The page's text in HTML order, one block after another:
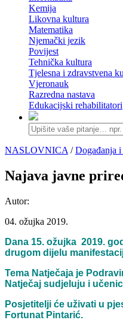
Kemija
Likovna kultura
Matematika
Njemački jezik
Povijest
Tehnička kultura
Tjelesna i zdravstvena
Vjeronauk
Razredna nastava
Edukacijski rehabilitatori
NASLOVNICA /Događanja
Najava javne
Autor:
04. ožujka 2019.
Dana 15. ožujka 2019.
drugom dijelu
Tema Natječaja je
Natječaj sudjeluju i
Posjetitelji će uživati u
Fortunat Pintarić.